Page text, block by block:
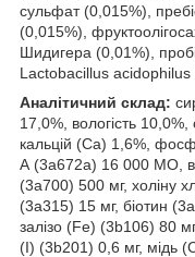
сульфат (0,015%),
(0,015%),
Шидигера (0,01%),
Lactobacillus acidophilus
Аналітичний склад:
17,0%, вологість
кальцій (Ca) 1,6%,
А (3a672a) 16 000 МО,
(3a700) 500 мг, холіну
(3a315) 15 мг, біотин
залізо (Fe) (3b106) 80
(I) (3b201) 0,6 мг, мідь